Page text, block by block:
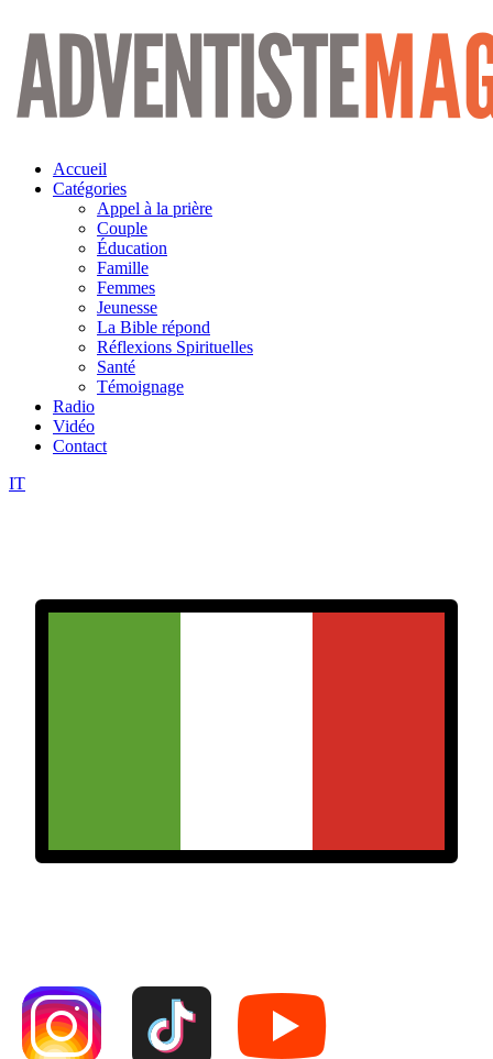
Aller
contenu
Accueil
Catégories
Appel à la prière
Couple
Éducation
Famille
Femmes
Jeunesse
La Bible répond
Réflexions Spirituelles
Santé
Témoignage
Radio
Vidéo
Contact
IT